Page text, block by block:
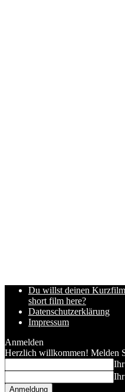
Du willst deinen Kurzfilm
short film here?
Datenschutzerklärung
Impressum
Anmelden
Herzlich willkommen! Melden